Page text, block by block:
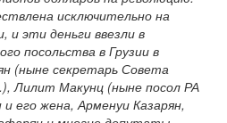
исключительно на
и эти деньги ввезли в
посольства в Грузии в
(ныне секретарь Совета
Лилит Макунц (ныне посол РА
его жена, Арменуи Казарян,